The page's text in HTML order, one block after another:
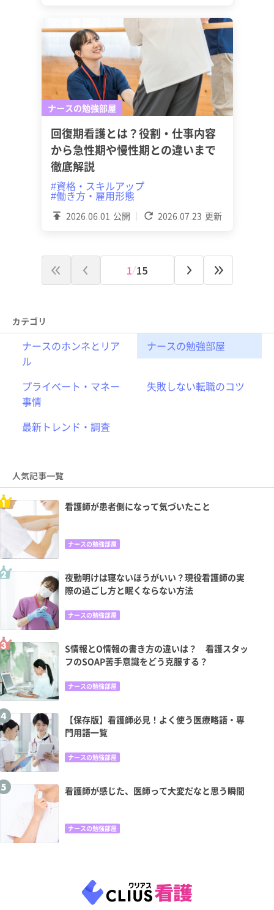
ナースの勉強部屋
2026.06.01 公開 2026.07.23 更新
回復期看護とは？役割・仕事内容
から急性期や慢性期との違いまで
徹底解説
#資格・スキルアップ
#働き方・雇用形態
1 15
カテゴリ
ナースのホンネとリア
ル
ナースの勉強部屋
プライベート・マネー
事情
失敗しない転職のコツ
最新トレンド・調査
人気記事一覧
看護師が患者側になって気づいたこと
ナースの勉強部屋
夜勤明けは寝ないほうがいい？現役看護師の実
際の過ごし方と眠くならない方法
ナースの勉強部屋
S情報とO情報の書き方の違いは？ 看護スタッ
フのSOAP苦手意識をどう克服する？
ナースの勉強部屋
【保存版】看護師必見！よく使う医療略語・専
門用語一覧
ナースの勉強部屋
看護師が感じた、医師って大変だなと思う瞬間
ナースの勉強部屋